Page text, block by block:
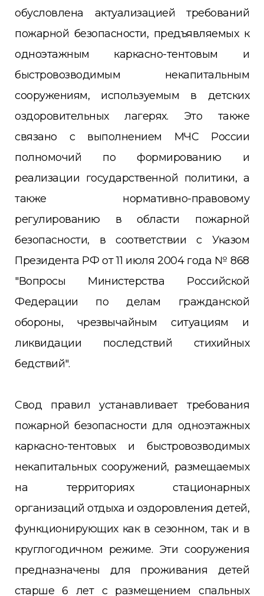
обусловлена актуализацией требований
пожарной безопасности, предъявляемых к
одноэтажным каркасно-тентовым и
быстровозводимым некапитальным
сооружениям, используемым в детских
оздоровительных лагерях. Это также
связано с выполнением МЧС России
полномочий по формированию и
реализации государственной политики, а
также нормативно-правовому
регулированию в области пожарной
безопасности, в соответствии с Указом
Президента РФ от 11 июля 2004 года № 868
"Вопросы Министерства Российской
Федерации по делам гражданской
обороны, чрезвычайным ситуациям и
ликвидации последствий стихийных
бедствий".
Свод правил устанавливает требования
пожарной безопасности для одноэтажных
каркасно-тентовых и быстровозводимых
некапитальных сооружений, размещаемых
на территориях стационарных
организаций отдыха и оздоровления детей,
функционирующих как в сезонном, так и в
круглогодичном режиме. Эти сооружения
предназначены для проживания детей
старше 6 лет с размещением спальных